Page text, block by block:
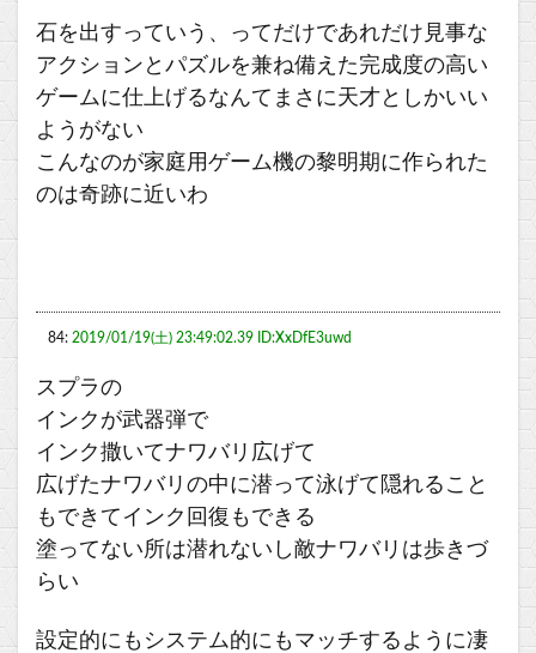
石を出すっていう、ってだけであれだけ見事な
アクションとパズルを兼ね備えた完成度の高い
ゲームに仕上げるなんてまさに天才としかいい
ようがない
こんなのが家庭用ゲーム機の黎明期に作られた
のは奇跡に近いわ
84: 2019/01/19(土) 23:49:02.39 ID:XxDfE3uwd
スプラの
インクが武器弾で
インク撒いてナワバリ広げて
広げたナワバリの中に潜って泳げて隠れること
もできてインク回復もできる
塗ってない所は潜れないし敵ナワバリは歩きづ
らい
設定的にもシステム的にもマッチするように凄